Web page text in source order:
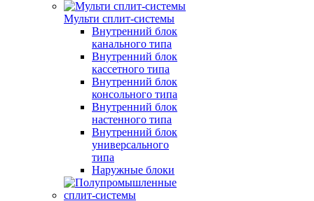
Мульти сплит-системы
Внутренний блок
канального типа
Внутренний блок
кассетного типа
Внутренний блок
консольного типа
Внутренний блок
настенного типа
Внутренний блок
универсального
типа
Наружные блоки